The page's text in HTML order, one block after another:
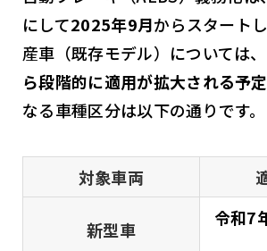
にして2025年9月からスタート
産車（既存モデル）については、
ら段階的に適用が拡大される予定
なる車種区分は以下の通りです。
対象車両
新型車
令和7